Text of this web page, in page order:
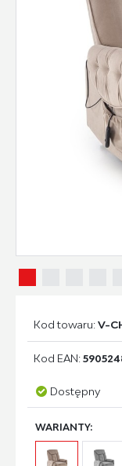
Kod towaru:V-
Kod EAN:
Dostępny
WARIANTY: